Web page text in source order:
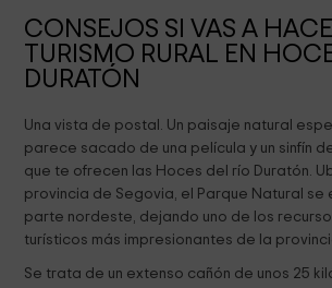
CONSEJOS SI VAS A
TURISMO RURAL EN
DURATÓN
Una vista de postal. Un paisaje natural
parece sacado de una película y un sinfín
que te ofrecen las Hoces del río Duratón.
provincia de Segovia, el Parque Natural se
parte nordeste, dejando uno de los
turísticos más impresionantes de la
Se trata de un extenso cañón de unos 25